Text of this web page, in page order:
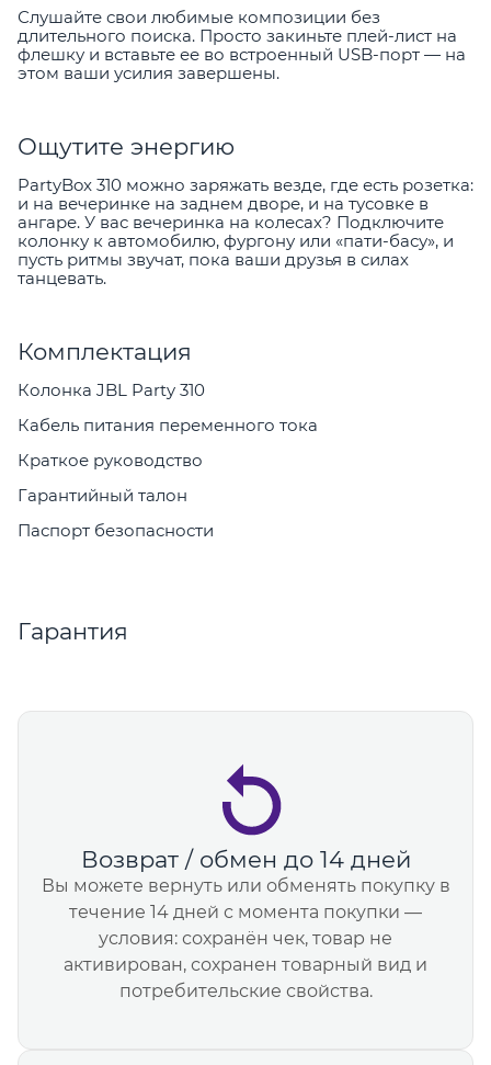
Слушайте свои любимые композиции без
длительного поиска. Просто закиньте плей-лист на
флешку и вставьте ее во встроенный USB-порт — на
этом ваши усилия завершены.
Ощутите энергию
PartyBox 310 можно заряжать везде, где есть розетка:
и на вечеринке на заднем дворе, и на тусовке в
ангаре. У вас вечеринка на колесах? Подключите
колонку к автомобилю, фургону или «пати-басу», и
пусть ритмы звучат, пока ваши друзья в силах
танцевать.
Комплектация
Колонка JBL Party 310
Кабель питания переменного тока
Краткое руководство
Гарантийный талон
Паспорт безопасности
Гарантия
Возврат / обмен до 14 дней
Вы можете вернуть или обменять покупку в
течение 14 дней с момента покупки —
условия: сохранён чек, товар не
активирован, сохранен товарный вид и
потребительские свойства.